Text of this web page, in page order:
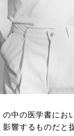
中の医学書にお
響するものだと